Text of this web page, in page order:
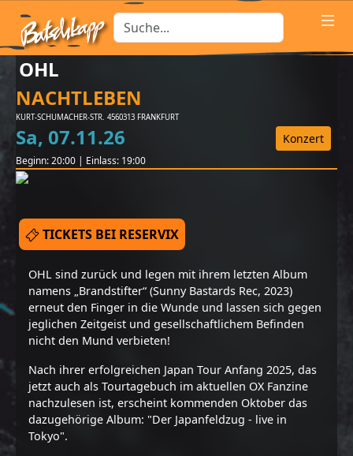
OHL
NACHTLEBEN
KURT-SCHUMACHER-STR. 4560313 FRANKFURT
Sa, 07.11.26 Konzert
Beginn:20:00 | Einlass: 19:00
TICKETS BEI RESERVIX
OHL sind zurück und legen mit ihrem letzten Album
namens „Brandstifter“ (Sunny Bastards Rec, 2023)
erneut den Finger in die Wunde und lassen sich gegen
jeglichen Zeitgeist und gesellschaftlichem Befinden
nicht den Mund verbieten!
Nach ihrer erfolgreichen Japan Tour Anfang 2025, das
jetzt auch als Tourtagebuch im aktuellen OX Fanzine
nachzulesen ist, erscheint kommenden Oktober das
dazugehörige Album: "Der Japanfeldzug - live in
Tokyo".